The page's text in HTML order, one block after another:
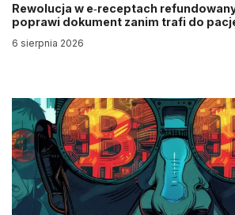
Rewolucja w e‑receptach
poprawi dokument zanim trafi do
6 sierpnia 2026